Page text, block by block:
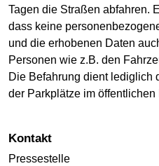
Tagen die Straßen abfahren.
dass keine
und die erhobenen Daten
Personen wie z.B. den
Die Befahrung dient lediglich
der Parkplätze im öffentlichen
Kontakt
Pressestelle